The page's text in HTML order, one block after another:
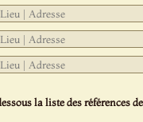
la liste des références